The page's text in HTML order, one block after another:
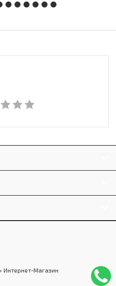
Интернет-Магазин